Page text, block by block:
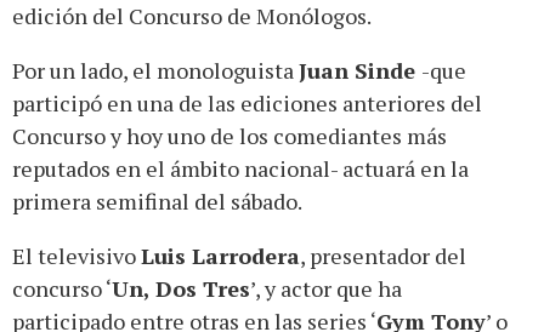
edición del Concurso de Monólogos.
Por un lado, el monologuistaJuan Sinde -que
participó en una de las ediciones anteriores del
Concurso y hoy uno de los comediantes más
reputados en el ámbito nacional- actuará en la
primera semifinal del sábado.
El televisivoLuis Larrodera, presentador del
concurso ‘Un, Dos Tres’, y actor que ha
participado entre otras en las series ‘Gym Tony’ o